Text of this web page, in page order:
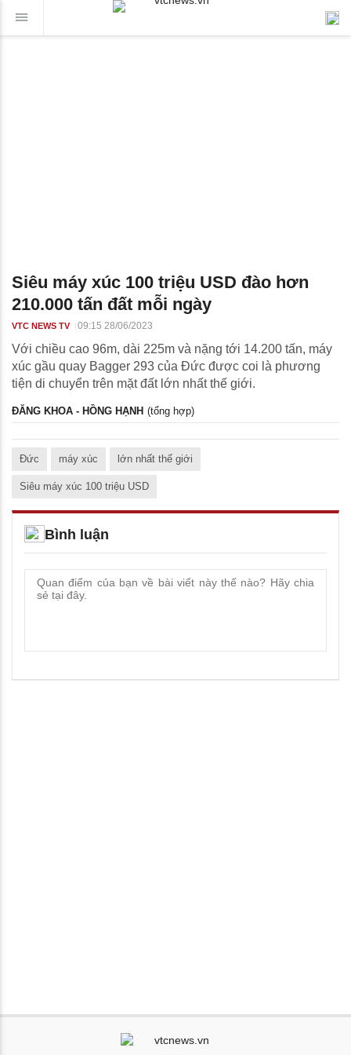
Siêu máy xúc 100 triệu USD đào hơn
210.000 tấn đất mỗi ngày
VTC NEWS TV 09:15 28/06/2023
Với chiều cao 96m, dài 225m và nặng tới 14.200 tấn, máy
xúc gầu quay Bagger 293 của Đức được coi là phương
tiện di chuyển trên mặt đất lớn nhất thế giới.
ĐĂNG KHOA - HỒNG HẠNH (tổng hợp)
Đức máy xúc lớn nhất thế giới
Siêu máy xúc 100 triệu USD
Bình luận